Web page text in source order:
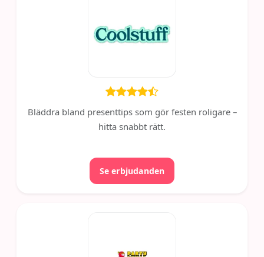
Bläddra bland presenttips som gör festen roligare –
hitta snabbt rätt.
Se erbjudanden